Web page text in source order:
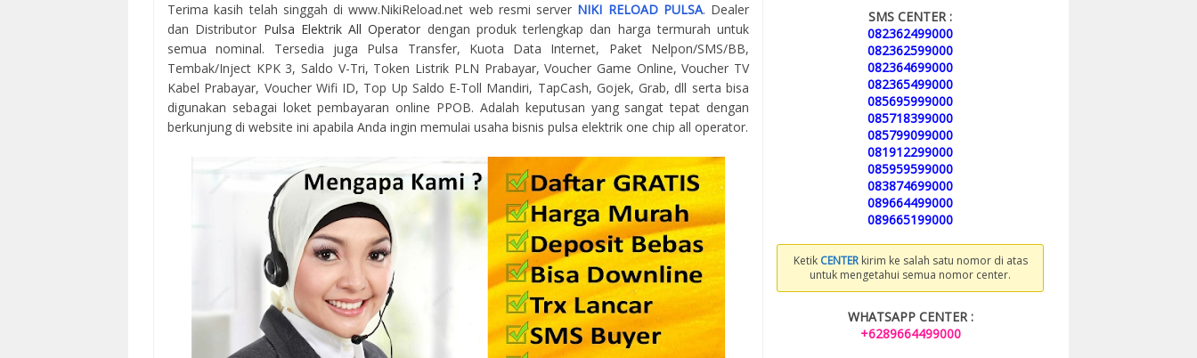
Terima kasih telah singgah di www.NikiReload.net web resmi server NIKI RELOAD PULSA. Dealer
dan Distributor Pulsa Elektrik All Operator dengan produk terlengkap dan harga termurah untuk
semua nominal. Tersedia juga Pulsa Transfer, Kuota Data Internet, Paket Nelpon/SMS/BB,
Tembak/Inject KPK 3, Saldo V-Tri, Token Listrik PLN Prabayar, Voucher Game Online, Voucher TV
Kabel Prabayar, Voucher Wifi ID, Top Up Saldo E-Toll Mandiri, TapCash, Gojek, Grab, dll serta bisa
digunakan sebagai loket pembayaran online PPOB. Adalah keputusan yang sangat tepat dengan
berkunjung di website ini apabila Anda ingin memulai usaha bisnis pulsa elektrik one chip all operator.
SMS CENTER :
082362499000
082362599000
082364699000
082365499000
085695999000
085718399000
085799099000
081912299000
085959599000
083874699000
089664499000
089665199000
Ketik CENTERkirim ke salah satu nomor di atas
untuk mengetahui semua nomor center.
WHATSAPP CENTER :
+6289664499000